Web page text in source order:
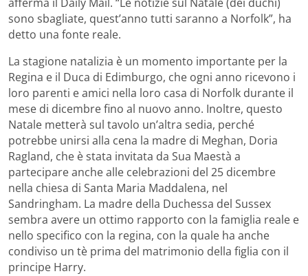
sono sbagliate, quest’anno tutti saranno a Norfolk”, ha
detto una fonte reale.
La stagione natalizia è un momento importante per la
Regina e il Duca di Edimburgo, che ogni anno ricevono i
loro parenti e amici nella loro casa di Norfolk durante il
mese di dicembre fino al nuovo anno. Inoltre, questo
Natale metterà sul tavolo un’altra sedia, perché
potrebbe unirsi alla cena la madre di Meghan, Doria
Ragland, che è stata invitata da Sua Maestà a
partecipare anche alle celebrazioni del 25 dicembre
nella chiesa di Santa Maria Maddalena, nel
Sandringham. La madre della Duchessa del Sussex
sembra avere un ottimo rapporto con la famiglia reale e
nello specifico con la regina, con la quale ha anche
condiviso un tè prima del matrimonio della figlia con il
principe Harry.